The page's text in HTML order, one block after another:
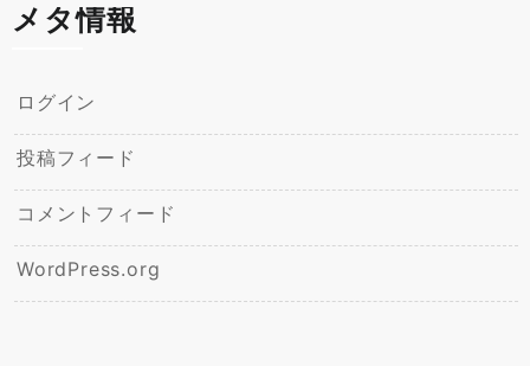
メタ情報
ログイン
投稿フィード
コメントフィード
WordPress.org